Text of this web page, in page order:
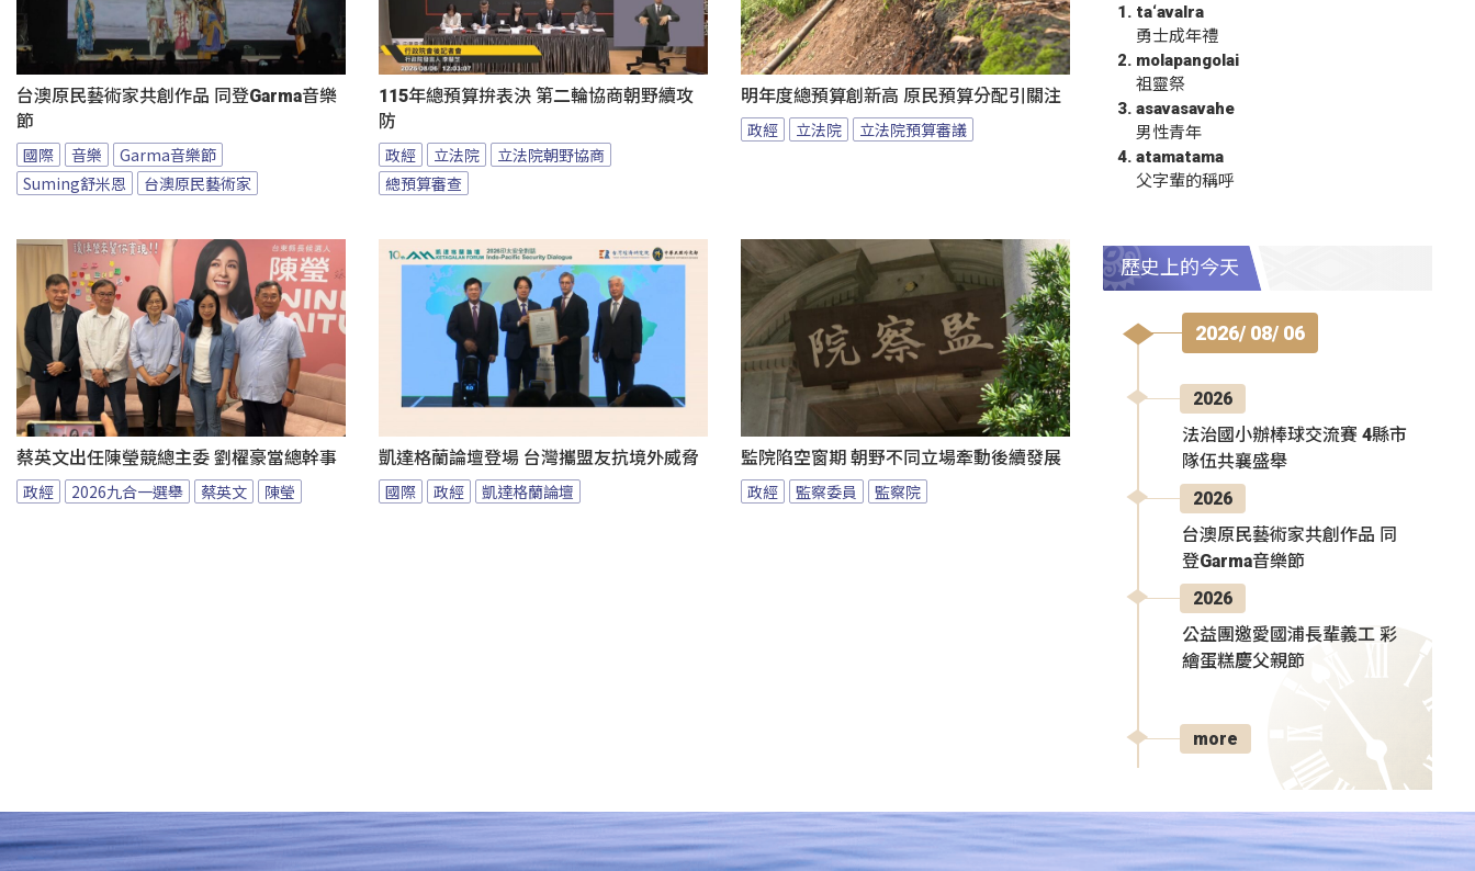
台澳原民藝術家共創作品 同登Garma音樂
節
國際 音樂
Garma音樂節
Suming舒米恩
台澳原民藝術家
115年總預算拚表決 第二輪協商朝野續攻
防
政經 立法院
立法院朝野協商
總預算審查
明年度總預算創新高 原民預算分配引關注
政經 立法院 立法院預算審議
蔡英文出任陳瑩競總主委 劉櫂豪當總幹事
政經 2026九合一選舉 蔡英文 陳瑩
凱達格蘭論壇登場 台灣攜盟友抗境外威脅
國際 政經 凱達格蘭論壇
監院陷空窗期 朝野不同立場牽動後續發展
政經 監察委員 監察院
ta‘avalra
勇士成年禮
molapangolai
祖靈祭
asavasavahe
男性青年
atamatama
父字輩的稱呼
歷史上的今天
2026/ 08/ 06
2026
法治國小辦棒球交流賽 4縣市
隊伍共襄盛舉
2026
台澳原民藝術家共創作品 同
登Garma音樂節
2026
公益團邀愛國浦長輩義工 彩
繪蛋糕慶父親節
more